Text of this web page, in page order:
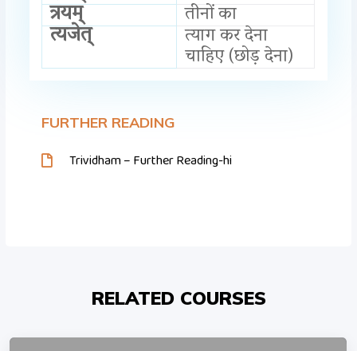
त्रयम् तीनों का
त्यजेत् त्याग कर देना
चाहिए (छोड़ देना)
FURTHER READING
Trividham – Further Reading-hi
RELATED COURSES